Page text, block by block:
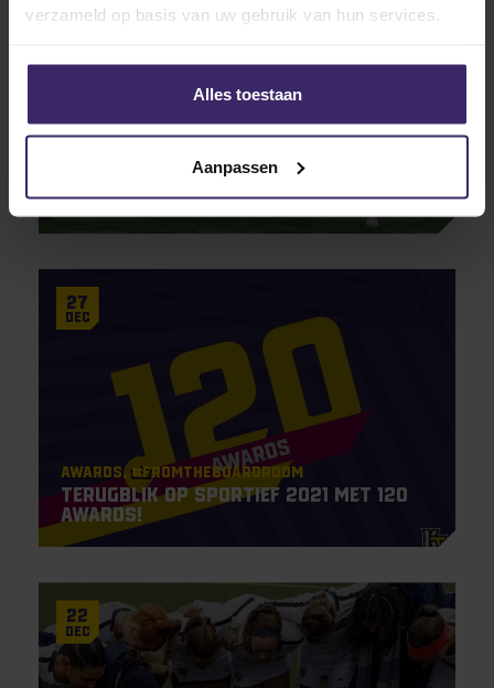
verzameld op basis van uw gebruik van hun services.
Alles toestaan
Aanpassen
Celeste Veenstra sleept All-PSAC
Award binnen!
27
Dec
Awards #Fromtheboardroom
Terugblik op sportief 2021 met 120
Awards!
22
Dec